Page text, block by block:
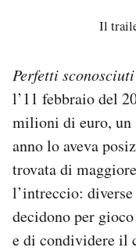
Il
Perfetti sconosciuti
l’11 febbraio del
milioni di euro, un
anno lo aveva
trovata di
l’intreccio:
decidono per
e di condividere il